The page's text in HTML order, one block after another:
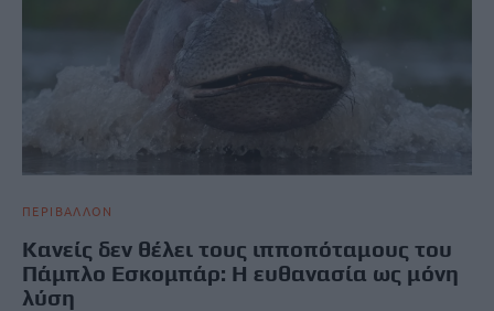
ΠΕΡΙΒΑΛΛΟΝ
Κανείς δεν θέλει τους ιπποπόταμους του
Πάμπλο Εσκομπάρ: Η ευθανασία ως μόνη
λύση